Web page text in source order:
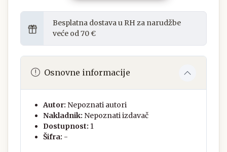
Besplatna dostava u RH za narudžbe
veće od 70 €
Osnovne informacije
Autor: Nepoznati autori
Nakladnik: Nepoznati izdavač
Dostupnost: 1
Šifra: -